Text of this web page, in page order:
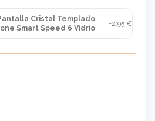
Cristal Templado
Smart Speed 6 Vidrio
+2,95 €